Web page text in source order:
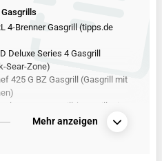
4-Brenner Gasgrill (tipps.de
Deluxe Series 4 Gasgrill
Sear-Zone)
425 G BZ Gasgrill (Gasgrill mit
Pro S 3 Gasgrill (Gasgrill mit
Mehr anzeigen